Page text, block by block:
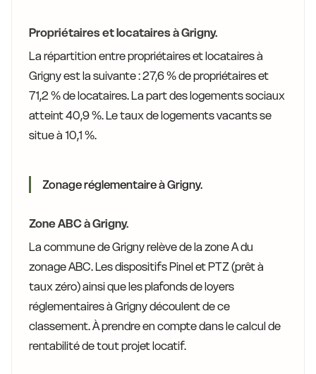
Propriétaires et locataires à Grigny.
La répartition entre propriétaires et locataires à
Grigny est la suivante : 27,6 % de propriétaires et
71,2 % de locataires. La part des logements sociaux
atteint 40,9 %. Le taux de logements vacants se
situe à 10,1 %.
Zonage réglementaire à Grigny.
Zone ABC à Grigny.
La commune de Grigny relève de la zone A du
zonage ABC. Les dispositifs Pinel et PTZ (prêt à
taux zéro) ainsi que les plafonds de loyers
réglementaires à Grigny découlent de ce
classement. À prendre en compte dans le calcul de
rentabilité de tout projet locatif.